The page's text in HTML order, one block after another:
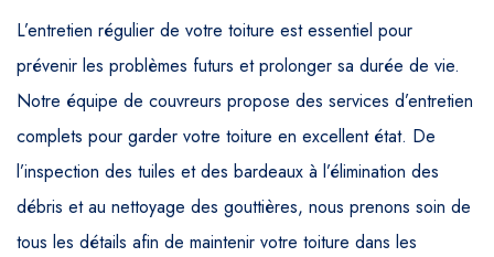
L’entretien régulier de votre toiture est essentiel pour
prévenir les problèmes futurs et prolonger sa durée de vie.
Notre équipe de couvreurs propose des services d’entretien
complets pour garder votre toiture en excellent état. De
l’inspection des tuiles et des bardeaux à l’élimination des
débris et au nettoyage des gouttières, nous prenons soin de
tous les détails afin de maintenir votre toiture dans les